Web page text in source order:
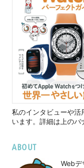
私のインタビューや活
います。詳細は上のバ
ABOUT
Webデ